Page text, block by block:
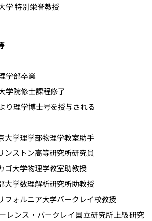
学 特別栄誉教授
学部卒業
学院修士課程修了
り理学博士号を授与される
大学理学部物理学教室助手
ンストン高等研究所研究員
ゴ大学物理学教室助教授
大学数理解析研究所助教授
フォルニア大学バークレイ校教授
レンス・バークレイ国立研究所上級研究